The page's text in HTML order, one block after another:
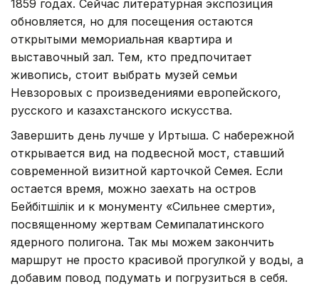
1859 годах. Сейчас литературная экспозиция
обновляется, но для посещения остаются
открытыми мемориальная квартира и
выставочный зал. Тем, кто предпочитает
живопись, стоит выбрать музей семьи
Невзоровых с произведениями европейского,
русского и казахстанского искусства.
Завершить день лучше у Иртыша. С набережной
открывается вид на подвесной мост, ставший
современной визитной карточкой Семея. Если
остается время, можно заехать на остров
Бейбітшілік и к монументу «Сильнее смерти»,
посвященному жертвам Семипалатинского
ядерного полигона. Так мы можем закончить
маршрут не просто красивой прогулкой у воды, а
добавим повод подумать и погрузиться в себя.